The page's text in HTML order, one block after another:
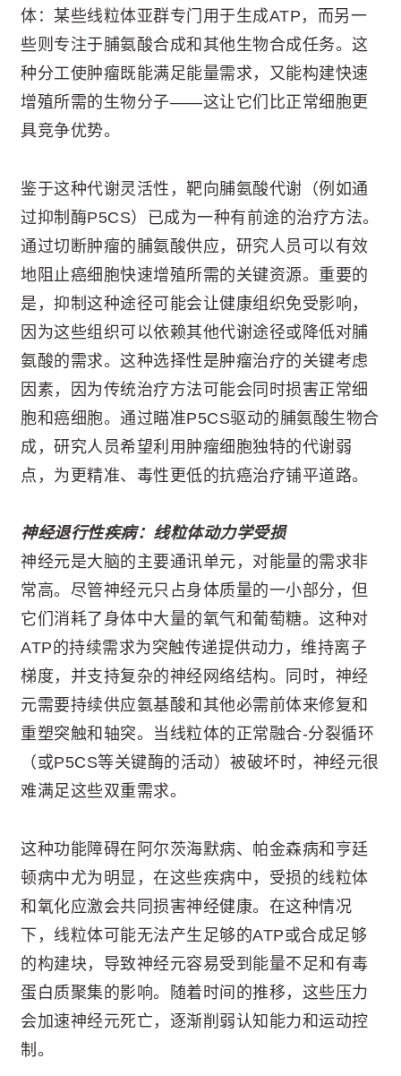
体：某些线粒体亚群专门用于生成ATP，而另一
些则专注于脯氨酸合成和其他生物合成任务。这
种分工使肿瘤既能满足能量需求，又能构建快速
增殖所需的生物分子——这让它们比正常细胞更
具竞争优势。
鉴于这种代谢灵活性，靶向脯氨酸代谢（例如通
过抑制酶P5CS）已成为一种有前途的治疗方法。
通过切断肿瘤的脯氨酸供应，研究人员可以有效
地阻止癌细胞快速增殖所需的关键资源。重要的
是，抑制这种途径可能会让健康组织免受影响，
因为这些组织可以依赖其他代谢途径或降低对脯
氨酸的需求。这种选择性是肿瘤治疗的关键考虑
因素，因为传统治疗方法可能会同时损害正常细
胞和癌细胞。通过瞄准P5CS驱动的脯氨酸生物合
成，研究人员希望利用肿瘤细胞独特的代谢弱
点，为更精准、毒性更低的抗癌治疗铺平道路。
神经退行性疾病：线粒体动力学受损
神经元是大脑的主要通讯单元，对能量的需求非
常高。尽管神经元只占身体质量的一小部分，但
它们消耗了身体中大量的氧气和葡萄糖。这种对
ATP的持续需求为突触传递提供动力，维持离子
梯度，并支持复杂的神经网络结构。同时，神经
元需要持续供应氨基酸和其他必需前体来修复和
重塑突触和轴突。当线粒体的正常融合-分裂循环
（或P5CS等关键酶的活动）被破坏时，神经元很
难满足这些双重需求。
这种功能障碍在阿尔茨海默病、帕金森病和亨廷
顿病中尤为明显，在这些疾病中，受损的线粒体
和氧化应激会共同损害神经健康。在这种情况
下，线粒体可能无法产生足够的ATP或合成足够
的构建块，导致神经元容易受到能量不足和有毒
蛋白质聚集的影响。随着时间的推移，这些压力
会加速神经元死亡，逐渐削弱认知能力和运动控
制。